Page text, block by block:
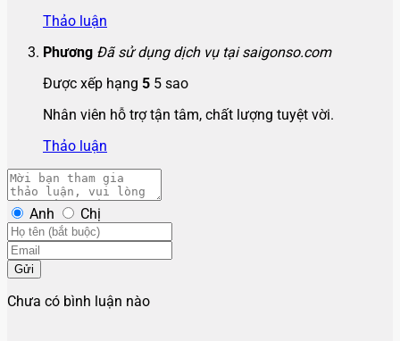
Thảo luận
Phương Đã sử dụng dịch vụ tại saigonso.com
Được xếp hạng 5 5 sao
Nhân viên hỗ trợ tận tâm, chất lượng tuyệt vời.
Thảo luận
Anh Chị
Gửi
Chưa có bình luận nào